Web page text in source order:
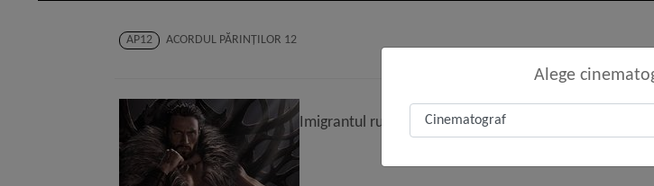
AP12
ACORDUL PĂRINŢILOR 12
Imigrantul rus Sergei Kravinoff are o misiune: vrea
Alege